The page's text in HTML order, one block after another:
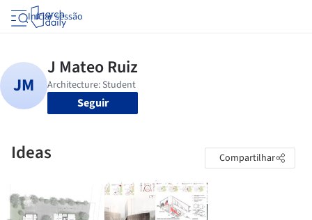
Iniciar sessão
Seguir
Ideas Compartilhar